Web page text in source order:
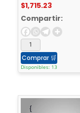
$1,715.23
Compartir:
Comprar 🛒
Disponibles: 13